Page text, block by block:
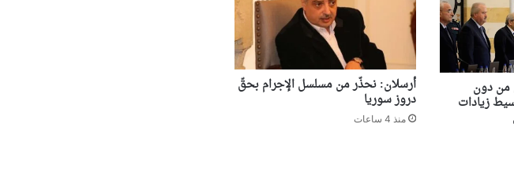
من دون
زيادات
أرسلان: نحذّر من مسلسل الإجرام بحقّ
دروز سوريا
منذ 4 ساعات